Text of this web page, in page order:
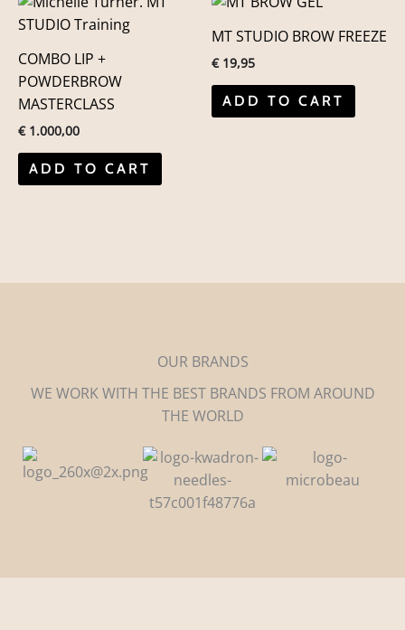
COMBO LIP +
POWDERBROW
MASTERCLASS
€1.000,00
ADD TO CART
MT STUDIO BROW FREEZE
€19,95
ADD TO CART
OUR BRANDS
WE WORK WITH THE BEST BRANDS FROM AROUND
THE WORLD